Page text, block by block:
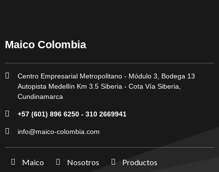
Maico Colombia
Centro Empresarial Metropolitano - Módulo 3, Bodega 13
Autopista Medellín Km 3.5 Siberia - Cota Vía Siberia,
Cundinamarca
+57 (601) 896 6250 - 310 2669941
info@maico-colombia.com
Maico Nosotros
Productos